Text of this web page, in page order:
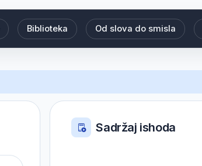
Biblioteka Od slova do smisla
Sadržaj ishoda